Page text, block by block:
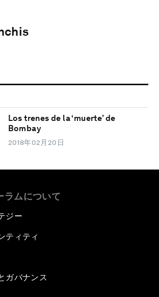
Los trenes de la ‘muerte’ de
Bombay
2018年02月20日
ラムについて
ジー
ティティ
ガバナンス